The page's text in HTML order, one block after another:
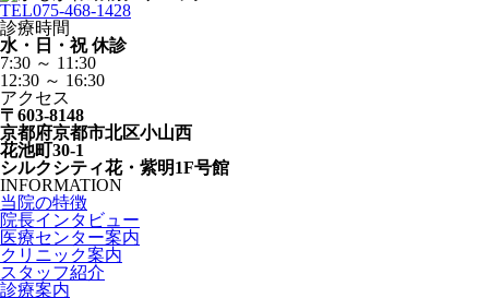
TEL075-468-1428
診療時間
水・日・祝 休診
7:30 ～ 11:30
12:30 ～ 16:30
アクセス
〒603-8148
京都府京都市北区小山西
花池町30-1
シルクシティ花・紫明1F号館
INFORMATION
当院の特徴
院長インタビュー
医療センター案内
クリニック案内
スタッフ紹介
診療案内